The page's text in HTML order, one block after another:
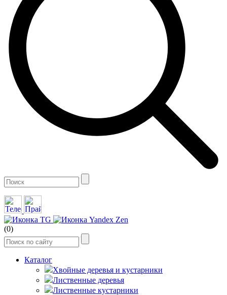
(0)
Каталог
Хвойные деревья и кустарники
Лиственные деревья
Лиственные кустарники